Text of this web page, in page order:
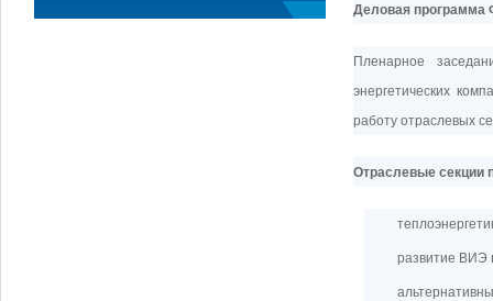
Деловая программа
Пленарное
энергетических
работу отраслевых
Отраслевые секции
развитие ВИЭ